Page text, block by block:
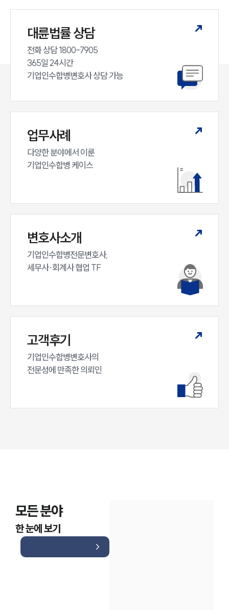
AI대륜
사례분석/최신동향
고객후기
M&A센터 업무
구성원 소개
소식/자료
대륜법률상담예약
대륜법률 상담
전화 상담 1800-7905
365일 24시간
기업인수합병변호사 상담 가능
업무사례
다양한 분야에서 이룬
기업인수합병 케이스
변호사소개
기업인수합병전문변호사,
세무사·회계사 협업 TF
고객후기
기업인수합병변호사의
전문성에 만족한 의뢰인
모든 분야
한 눈에 보기